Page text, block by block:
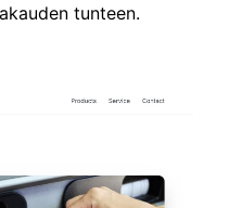
tunteen.